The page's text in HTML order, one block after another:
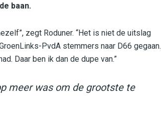
baan.
zegt Roduner. “Het is niet de uitslag
PvdA stemmers naar D66 gegaan.
Daar ben ik dan de dupe van.”
meer was om de grootste te